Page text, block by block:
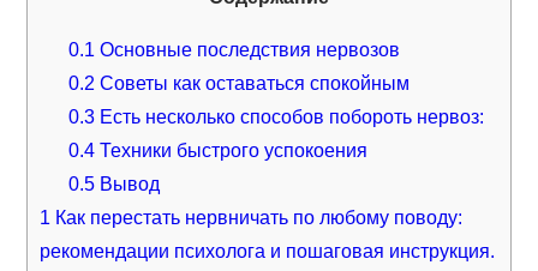
0.1 Основные последствия нервозов
0.2 Советы как оставаться спокойным
0.3Есть несколько способов побороть нервоз:
0.4Техники быстрого успокоения
0.5Вывод
1 Как перестать нервничать по любому поводу:
рекомендации психолога и пошаговая инструкция.